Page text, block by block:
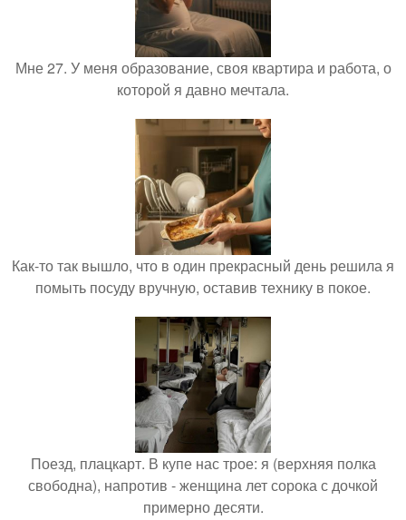
Мне 27. У меня образование, своя квартира и работа, о
которой я давно мечтала.
Как-то так вышло, что в один прекрасный день решила я
помыть посуду вручную, оставив технику в покое.
Поезд, плацкарт. В купе нас трое: я (верхняя полка
свободна), напротив - женщина лет сорока с дочкой
примерно десяти.